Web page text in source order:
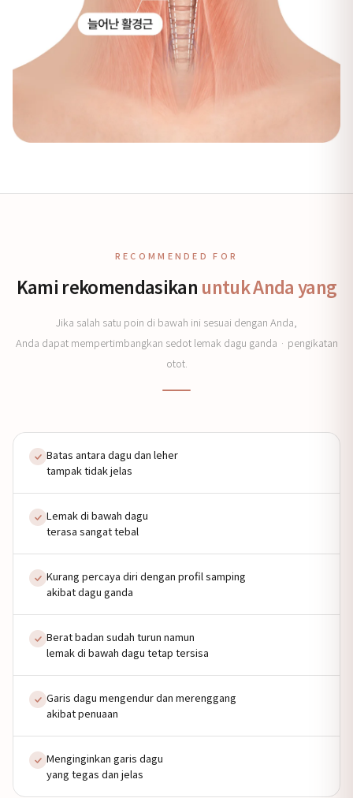
RECOMMENDED FOR
Kami rekomendasikan untuk Anda yang
Jika salah satu poin di bawah ini sesuai dengan Anda,
Anda dapat mempertimbangkan sedot lemak dagu ganda · pengikatan
otot.
Batas antara dagu dan leher
tampak tidak jelas
Lemak di bawah dagu
terasa sangat tebal
Kurang percaya diri dengan profil samping
akibat dagu ganda
Berat badan sudah turun namun
lemak di bawah dagu tetap tersisa
Garis dagu mengendur dan merenggang
akibat penuaan
Menginginkan garis dagu
yang tegas dan jelas